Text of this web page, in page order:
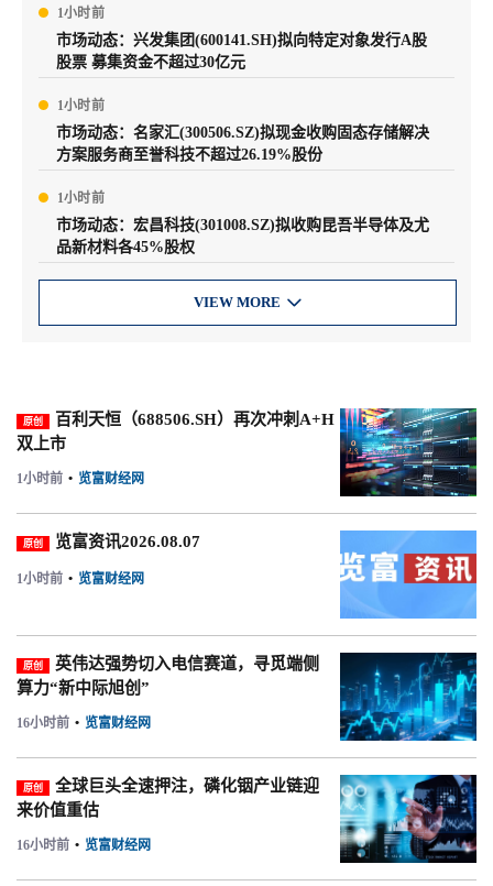
1小时前
市场动态：兴发集团(600141.SH)拟向特定对象发行A股
股票 募集资金不超过30亿元
1小时前
市场动态：名家汇(300506.SZ)拟现金收购固态存储解决
方案服务商至誉科技不超过26.19%股份
1小时前
市场动态：宏昌科技(301008.SZ)拟收购昆吾半导体及尤
品新材料各45%股权
VIEW MORE 
原创
百利天恒（688506.SH）再次冲刺A+H
双上市
1小时前 • 览富财经网
原创 览富资讯2026.08.07
1小时前 • 览富财经网
原创
英伟达强势切入电信赛道，寻觅端侧
算力“新中际旭创”
16小时前 • 览富财经网
原创
全球巨头全速押注，磷化铟产业链迎
来价值重估
16小时前 • 览富财经网